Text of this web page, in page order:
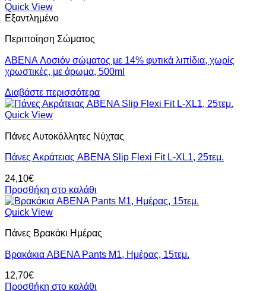
Quick View
Εξαντλημένο
Περιποίηση Σώματος
ABENA Λοσιόν σώματος με 14% φυτικά λιπίδια, χωρίς
χρωστικές, με άρωμα, 500ml
Διαβάστε περισσότερα
Quick View
Πάνες Αυτοκόλλητες Νύχτας
Πάνες Ακράτειας ABENA Slip Flexi Fit L-XL1, 25τεμ.
24,10€
Προσθήκη στο καλάθι
Quick View
Πάνες Βρακάκι Ημέρας
Βρακάκια ABENA Pants M1, Ημέρας, 15τεμ.
12,70€
Προσθήκη στο καλάθι